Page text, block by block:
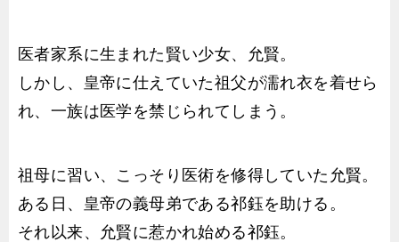
医者家系に生まれた賢い少女、允賢。
しかし、皇帝に仕えていた祖父が濡れ衣を着せら
れ、一族は医学を禁じられてしまう。
祖母に習い、こっそり医術を修得していた允賢。
ある日、皇帝の義母弟である祁鈺を助ける。
それ以来、允賢に惹かれ始める祁鈺。